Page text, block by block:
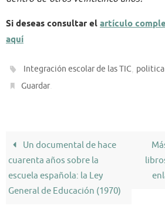
Si deseas consultar elartículo
aquí
Integración escolar de las TIC,
Guardar
Un documental de hace
cuarenta años sobre la
escuela española: la Ley
General de Educación (1970)